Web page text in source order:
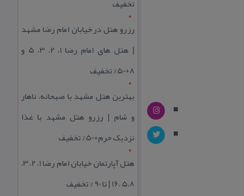
تخفیف
رزرو هتل در خیابان امام رضا مشهد
| هتل‌ های امام رضا 1، 2، 3، 5 و
8+50% تخفیف
بهترین هتل مشهد با صبحانه، ناهار
و شام | رزرو هتل مشهد با غذا
نزدیک حرم+50% تخفیف
هتل آپارتمان خیابان امام رضا 1، 2، 3،
5،8 ،16 | تا 90 % تخفیف